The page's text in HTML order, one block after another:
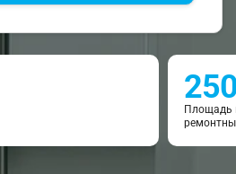
Площадь